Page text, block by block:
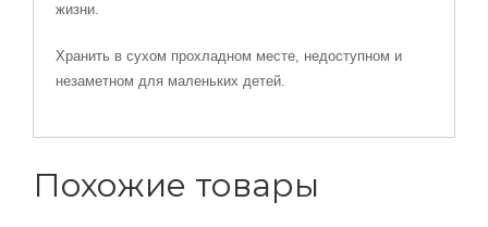
жизни.
Хранить в сухом прохладном месте, недоступном и
незаметном для маленьких детей.
Похожие товары